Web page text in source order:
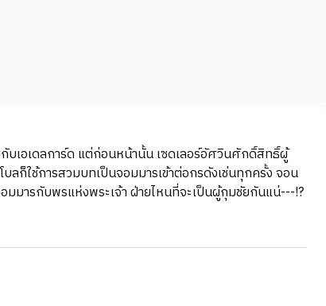
บเอเดลการ์ด แต่ก่อนหน้านั้น เซดเลอร์อัศวินศักดิ์สิทธิ์ผู้
ลก็ใช้การสวมบทเป็นจอมมารเข้าต่อกรดังเช่นทุกครั้ง จอน
มารกับพรแห่งพระเจ้า ฝ่ายไหนที่จะเป็นผู้กุมชัยกันแน่---!?